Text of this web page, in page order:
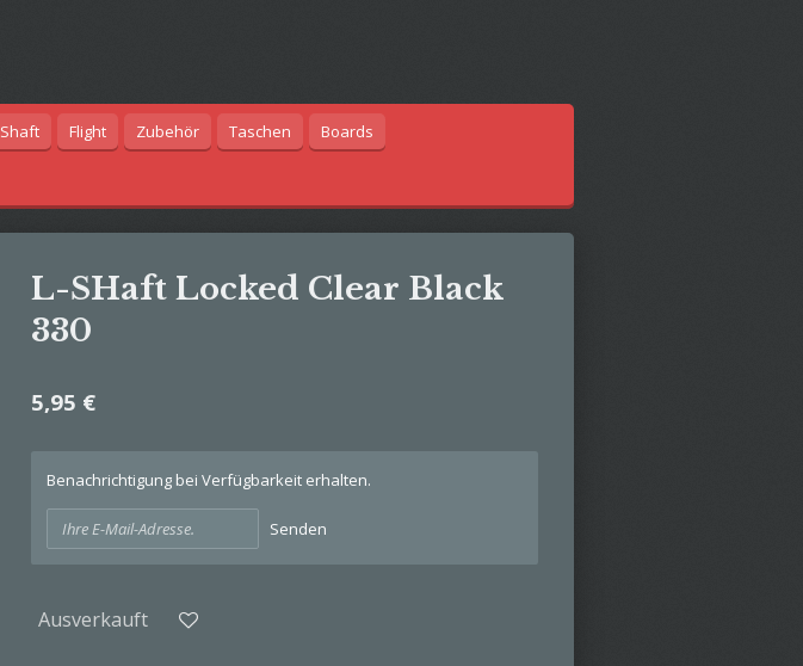
Shaft Flight Zubehör Taschen
Boards
L-SHaft Locked Clear Black
330
5,95 €
Benachrichtigung bei Verfügbarkeit erhalten.
Senden
Ausverkauft